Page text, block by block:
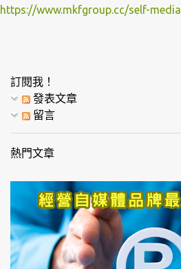
https://www.mkfgroup.cc/self-media
訂閱我！
發表文章
留言
熱門文章